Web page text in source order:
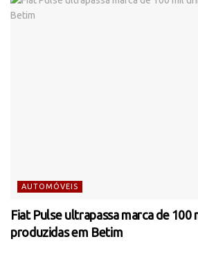
AUTOMÓVEIS
Fiat Pulse ultrapassa marca de 100
produzidas em Betim